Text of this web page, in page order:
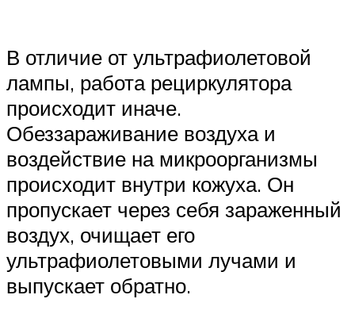
В отличие от ультрафиолетовой
лампы, работа рециркулятора
происходит иначе.
Обеззараживание воздуха и
воздействие на микроорганизмы
происходит внутри кожуха. Он
пропускает через себя зараженный
воздух, очищает его
ультрафиолетовыми лучами и
выпускает обратно.